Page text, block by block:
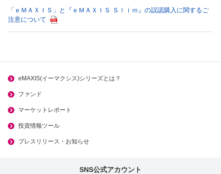
「ｅＭＡＸＩＳ」と『ｅＭＡＸＩＳ Ｓｌｉｍ』の誤認購入に関するご
注意について
eMAXIS(イーマクシス)シリーズとは？
ファンド
マーケットレポート
投資情報ツール
プレスリリース・お知らせ
SNS公式アカウント